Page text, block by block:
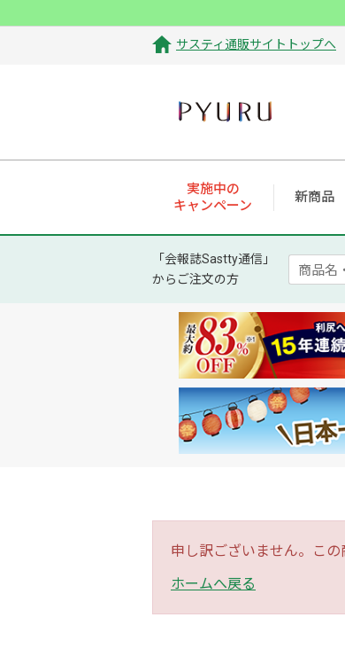
サスティ通販サイトトップへ
実施中の
キャンペーン
新商品
「会報誌Sastty通信」
からご注文の方
申し訳ございません。この
ホームへ戻る